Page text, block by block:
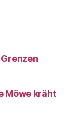
Möwe kräht